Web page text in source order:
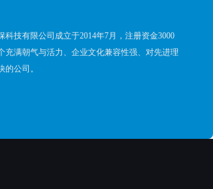
科技有限公司成立于2014年7月，注册资金3000
充满朝气与活力、企业文化兼容性强、对先进理
的公司。